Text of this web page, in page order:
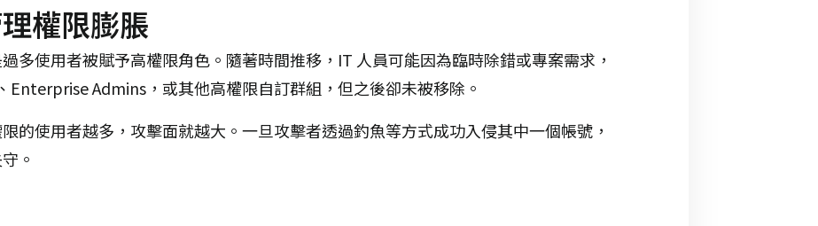
權限膨脹
多使用者被賦予高權限角色。隨著時間推移，IT 人員可能因為臨時除錯或專案需求，
Enterprise Admins，或其他高權限自訂群組，但之後卻未被移除。
的使用者越多，攻擊面就越大。一旦攻擊者透過釣魚等方式成功入侵其中一個帳號，
。